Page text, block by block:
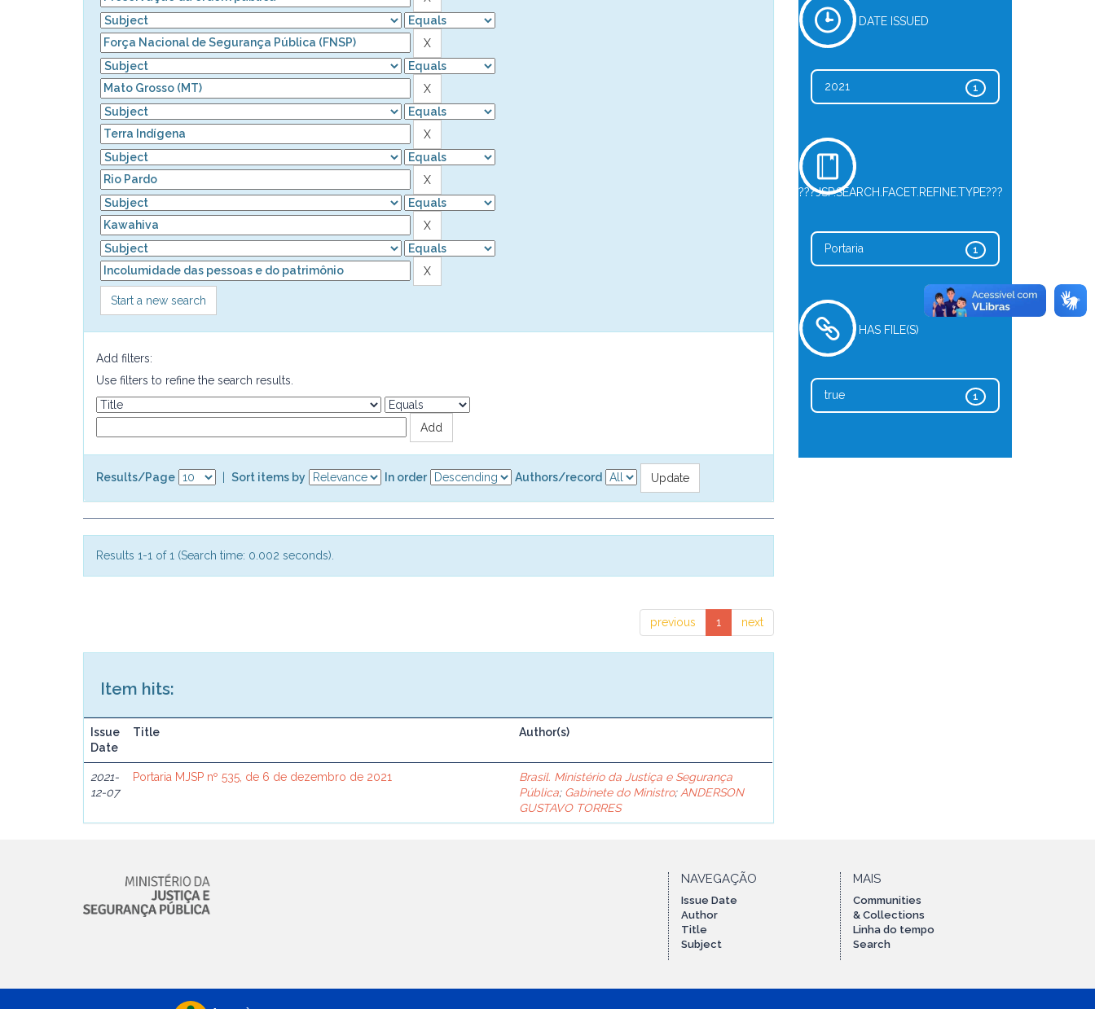
Start a new search
Add filters:
Use filters to refine the search results.
Results/Page Sort items by In order Authors/record
Results 1-1 of 1 (Search time: 0.002 seconds).
previous 1 next
Item hits:
Issue
Date
Title Author(s)
2021-
12-07
Portaria MJSP nº 535, de 6 de dezembro de 2021
Brasil. Ministério da Justiça e Segurança
Pública; Gabinete do Ministro; ANDERSON
GUSTAVO TORRES
DATE ISSUED
1
2021
???JSP.SEARCH.FACET.REFINE.TYPE???
1
Portaria
HAS FILE(S)
1
true
NAVEGAÇÃO
Issue Date
Author
Title
Subject
MAIS
Communities
& Collections
Linha do tempo
Search